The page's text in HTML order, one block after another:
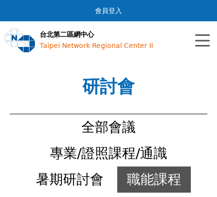
Jump to navigation
會員登入
台北第二區網中心
Taipei Network Regional Center II
研討會
全部會議
專業/證照課程/通識
暑期研討會
職能課程